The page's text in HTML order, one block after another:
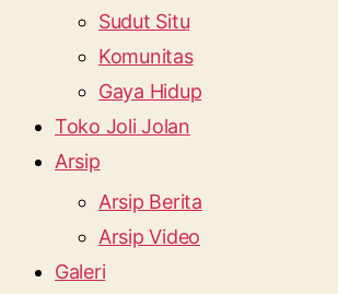
Sudut Situ
Komunitas
Gaya Hidup
Toko Joli Jolan
Arsip
Arsip Berita
Arsip Video
Galeri